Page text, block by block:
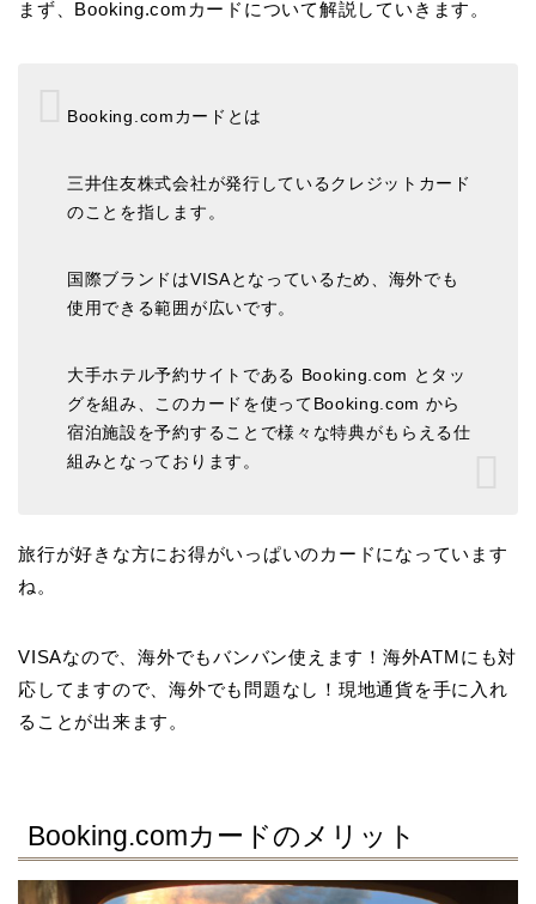
まず、Booking.comカードについて解説していきます。
Booking.comカードとは
三井住友株式会社が発行しているクレジットカード
のことを指します。
国際ブランドはVISAとなっているため、海外でも
使用できる範囲が広いです。
大手ホテル予約サイトである Booking.com とタッ
グを組み、このカードを使ってBooking.com から
宿泊施設を予約することで様々な特典がもらえる仕
組みとなっております。
旅行が好きな方にお得がいっぱいのカードになっています
ね。
VISAなので、海外でもバンバン使えます！海外ATMにも対
応してますので、海外でも問題なし！現地通貨を手に入れ
ることが出来ます。
Booking.comカードのメリット